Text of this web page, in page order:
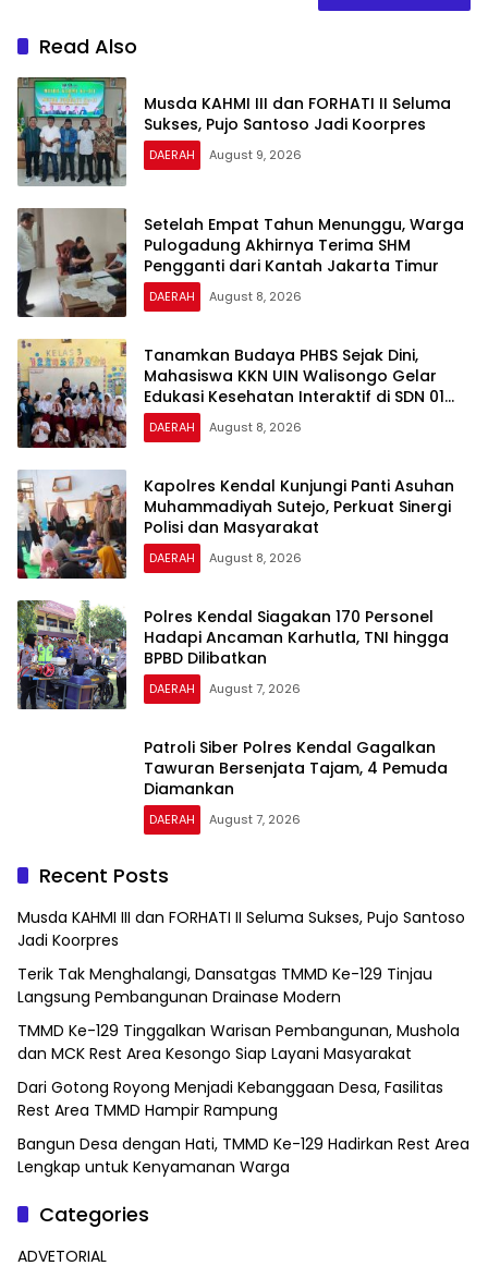
Read Also
Musda KAHMI III dan FORHATI II Seluma
Sukses, Pujo Santoso Jadi Koorpres
DAERAH August 9, 2026
Setelah Empat Tahun Menunggu, Warga
Pulogadung Akhirnya Terima SHM
Pengganti dari Kantah Jakarta Timur
DAERAH August 8, 2026
Tanamkan Budaya PHBS Sejak Dini,
Mahasiswa KKN UIN Walisongo Gelar
Edukasi Kesehatan Interaktif di SDN 01
Pamriyan
DAERAH August 8, 2026
Kapolres Kendal Kunjungi Panti Asuhan
Muhammadiyah Sutejo, Perkuat Sinergi
Polisi dan Masyarakat
DAERAH August 8, 2026
Polres Kendal Siagakan 170 Personel
Hadapi Ancaman Karhutla, TNI hingga
BPBD Dilibatkan
DAERAH August 7, 2026
Patroli Siber Polres Kendal Gagalkan
Tawuran Bersenjata Tajam, 4 Pemuda
Diamankan
DAERAH August 7, 2026
Recent Posts
Musda KAHMI III dan FORHATI II Seluma Sukses, Pujo Santoso
Jadi Koorpres
Terik Tak Menghalangi, Dansatgas TMMD Ke-129 Tinjau
Langsung Pembangunan Drainase Modern
TMMD Ke-129 Tinggalkan Warisan Pembangunan, Mushola
dan MCK Rest Area Kesongo Siap Layani Masyarakat
Dari Gotong Royong Menjadi Kebanggaan Desa, Fasilitas
Rest Area TMMD Hampir Rampung
Bangun Desa dengan Hati, TMMD Ke-129 Hadirkan Rest Area
Lengkap untuk Kenyamanan Warga
Categories
ADVETORIAL